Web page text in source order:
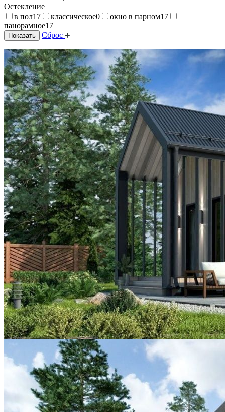
Остекление
в пол17 классическое0 окно в парном17
панорамное17
Показать Сброс